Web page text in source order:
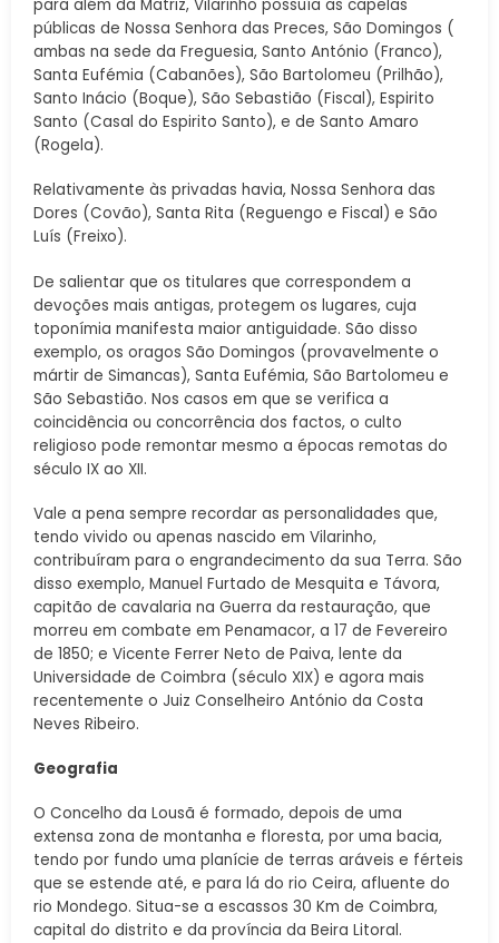
para além da Matriz, Vilarinho possuía as capelas
públicas de Nossa Senhora das Preces, São Domingos (
ambas na sede da Freguesia, Santo António (Franco),
Santa Eufémia (Cabanões), São Bartolomeu (Prilhão),
Santo Inácio (Boque), São Sebastião (Fiscal), Espirito
Santo (Casal do Espirito Santo), e de Santo Amaro
(Rogela).
Relativamente às privadas havia, Nossa Senhora das
Dores (Covão), Santa Rita (Reguengo e Fiscal) e São
Luís (Freixo).
De salientar que os titulares que correspondem a
devoções mais antigas, protegem os lugares, cuja
toponímia manifesta maior antiguidade. São disso
exemplo, os oragos São Domingos (provavelmente o
mártir de Simancas), Santa Eufémia, São Bartolomeu e
São Sebastião. Nos casos em que se verifica a
coincidência ou concorrência dos factos, o culto
religioso pode remontar mesmo a épocas remotas do
século IX ao XII.
Vale a pena sempre recordar as personalidades que,
tendo vivido ou apenas nascido em Vilarinho,
contribuíram para o engrandecimento da sua Terra. São
disso exemplo, Manuel Furtado de Mesquita e Távora,
capitão de cavalaria na Guerra da restauração, que
morreu em combate em Penamacor, a 17 de Fevereiro
de 1850; e Vicente Ferrer Neto de Paiva, lente da
Universidade de Coimbra (século XIX) e agora mais
recentemente o Juiz Conselheiro António da Costa
Neves Ribeiro.
Geografia
O Concelho da Lousã é formado, depois de uma
extensa zona de montanha e floresta, por uma bacia,
tendo por fundo uma planície de terras aráveis e férteis
que se estende até, e para lá do rio Ceira, afluente do
rio Mondego. Situa-se a escassos 30 Km de Coimbra,
capital do distrito e da província da Beira Litoral.